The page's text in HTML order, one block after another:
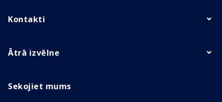
Kontakti
Ātrā izvēlne
Sekojiet mums